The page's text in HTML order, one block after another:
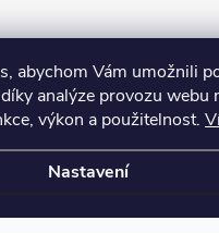
abychom Vám umožnili
analýze provozu webu
výkon a použitelnost.
Nastavení
. Všechna práva